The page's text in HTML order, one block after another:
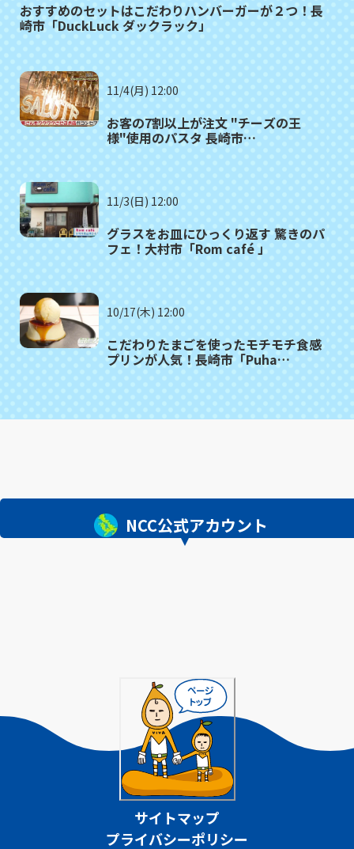
おすすめのセットはこだわりハンバーガーが２つ！長
崎市「DuckLuck ダックラック」
11/4(月) 12:00
お客の7割以上が注文 "チーズの王
様"使用のパスタ 長崎市
11/3(日) 12:00
グラスをお皿にひっくり返す 驚きのパ
フェ！大村市「Rom café 」
10/17(木) 12:00
こだわりたまごを使ったモチモチ食感
プリンが人気！長崎市「Puha
NCC公式アカウント
サイトマップ
プライバシーポリシー